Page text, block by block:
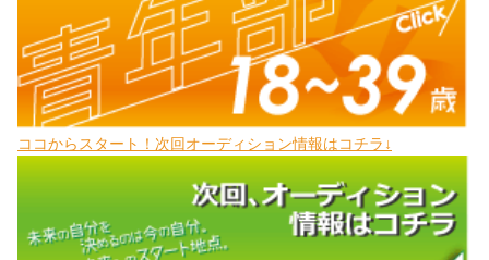
ココからスタート！次回オーディション情報はコチラ↓